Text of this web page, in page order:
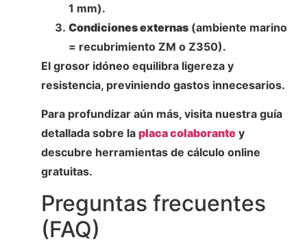
1 mm).
Condiciones externas (ambiente marino
= recubrimiento ZM o Z350).
El grosor idóneo equilibra ligereza y
resistencia, previniendo gastos innecesarios.
Para profundizar aún más, visita nuestra guía
detallada sobre la placa colaborante y
descubre herramientas de cálculo online
gratuitas.
Preguntas frecuentes
(FAQ)